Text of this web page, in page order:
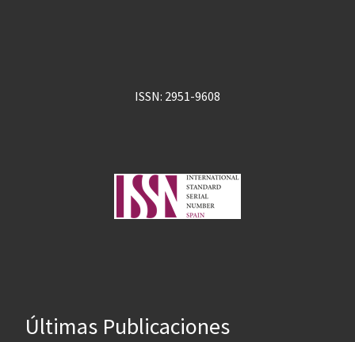
ISSN: 2951-9608
Últimas Publicaciones